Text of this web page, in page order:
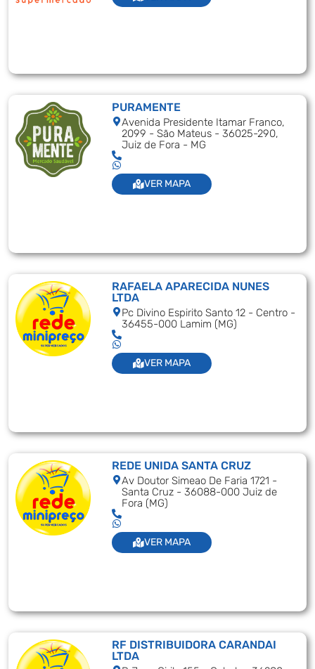
PURAMENTE
Avenida Presidente Itamar Franco,
2099 - São Mateus - 36025-290,
Juiz de Fora - MG
VER MAPA
RAFAELA APARECIDA NUNES
LTDA
Pc Divino Espirito Santo 12 - Centro -
36455-000 Lamim (MG)
VER MAPA
REDE UNIDA SANTA CRUZ
Av Doutor Simeao De Faria 1721 -
Santa Cruz - 36088-000 Juiz de
Fora (MG)
VER MAPA
RF DISTRIBUIDORA CARANDAI
LTDA